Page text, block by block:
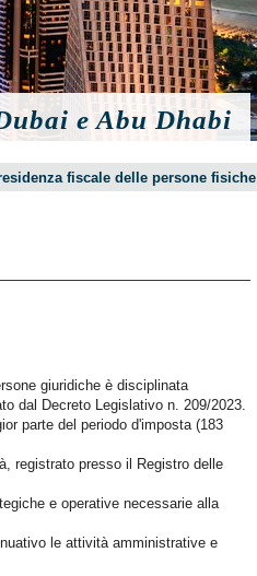
e Abu Dhabi
fiscale delle persone fisiche
giuridiche è disciplinata
dal Decreto Legislativo n. 209/2023.
parte del periodo d'imposta (183
registrato presso il Registro delle
e operative necessarie alla
le attività amministrative e